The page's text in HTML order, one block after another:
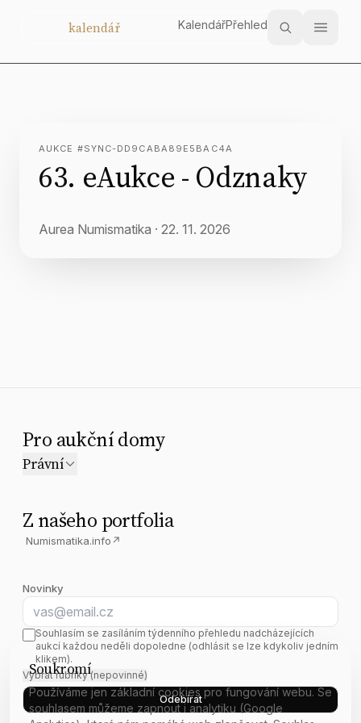
Soukromí
Používáme jen základní cookies pro fungování webu. Se
souhlasem můžeme zapnout i analytiku (Google
kalendář KalendářPřehled
AUKCE #SYNC-DD9CABA89E5BAC4A
63. eAukce - Odznaky
Aurea Numismatika · 22. 11. 2026
Pro aukční domy
Právní
Z našeho portfolia
Numismatika.info ↗
Novinky
E-mail
Souhlasím se zasíláním týdenního přehledu nadcházejících
aukcí každou neděli dopoledne (odhlásit se lze kdykoliv jedním
klikem).
Vybrat rubriky (nepovinné)
Odebírat